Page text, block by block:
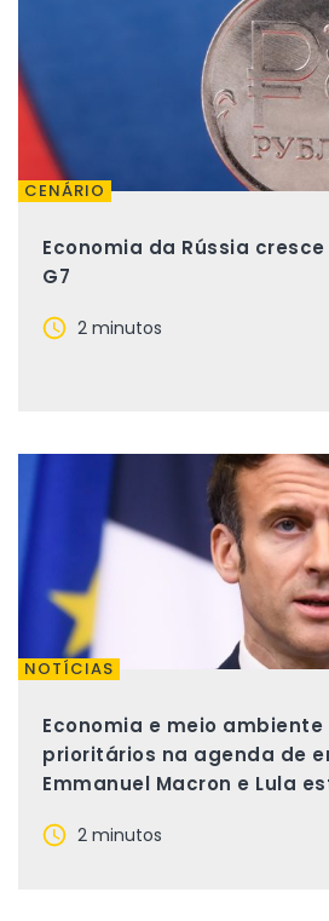
CENÁRIO
Economia da Rússia
G7
2 minutos
NOTÍCIAS
Economia e meio
prioritários na agenda de
Emmanuel Macron e Lula
2 minutos